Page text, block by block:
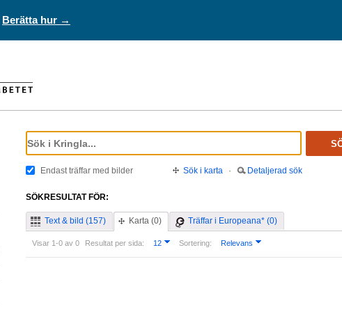
Berätta hur →
Endast träffar med bilder Sök i karta · Detaljerad sök
SÖKRESULTAT FÖR:
Text & bild (157) Karta (0) Träffar i Europeana* (0)
Visar 1-0 av 0 Resultat per sida: 12 Sortering: Relevans